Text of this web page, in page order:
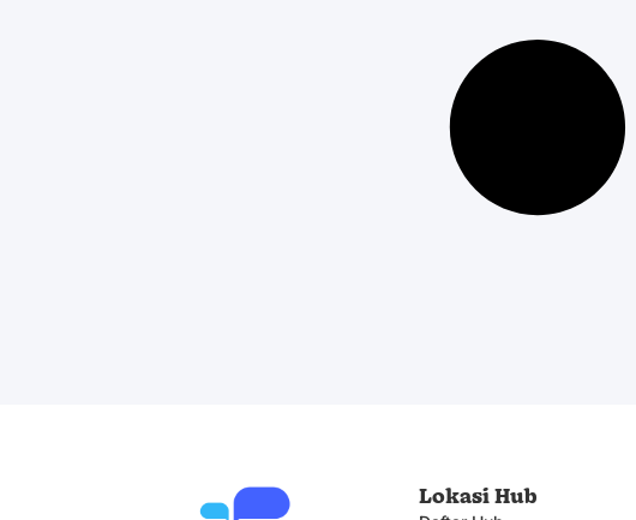
Lokasi Hub